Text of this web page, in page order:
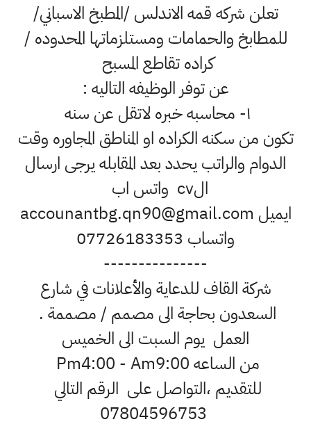
تعلن شركه قمه الاندلس /المطبخ الاسباني/
للمطابخ والحمامات ومستلزماتها المحدوده /
كراده تقاطع المسبح
عن توفر الوظيفه التاليه :
١- محاسبه خبره لاتقل عن سنه
تكون من سكنه الكراده او المناطق المجاوره وقت
الدوام والراتب يحدد بعد المقابله يرجى ارسال
الcv واتس اب
ايميل accounantbg.qn90@gmail.com
واتساب 07726183353
---------------
شركة القاف للدعاية والأعلانات في شارع
السعدون بحاجة الى مصمم / مصممة .
العمل يوم السبت الى الخميس
من الساعه Pm4:00 - Am9:00
للتقديم ،التواصل على الرقم التالي